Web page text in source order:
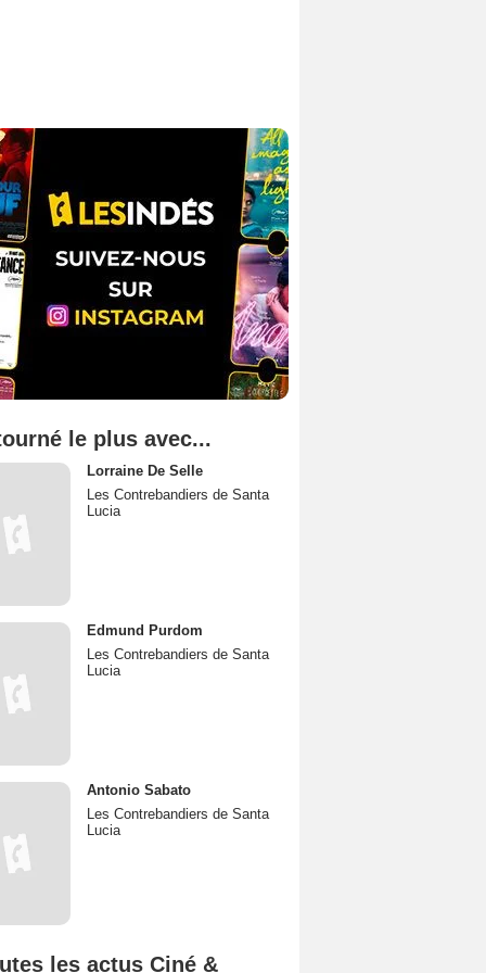
le plus avec...
Lorraine De Selle
Les Contrebandiers de Santa
Lucia
Edmund Purdom
Les Contrebandiers de Santa
Lucia
Antonio Sabato
Les Contrebandiers de Santa
Lucia
les actus Ciné &